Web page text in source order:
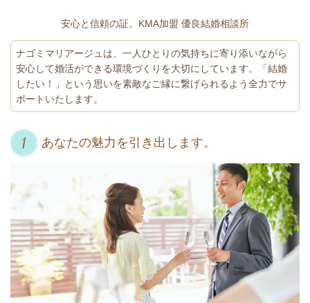
安心と信頼の証。KMA加盟 優良結婚相談所
ナゴミマリアージュは、一人ひとりの気持ちに寄り添いながら
安心して婚活ができる環境づくりを大切にしています。「結婚
したい！」という思いを素敵なご縁に繋げられるよう全力でサ
ポートいたします。
あなたの魅力を引き出します。